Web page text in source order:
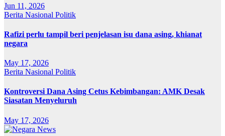
Jun 11, 2026
Berita Nasional Politik
Rafizi perlu tampil beri penjelasan isu dana asing, khianat
negara
May 17, 2026
Berita Nasional Politik
Kontroversi Dana Asing Cetus Kebimbangan: AMK Desak
Siasatan Menyeluruh
May 17, 2026